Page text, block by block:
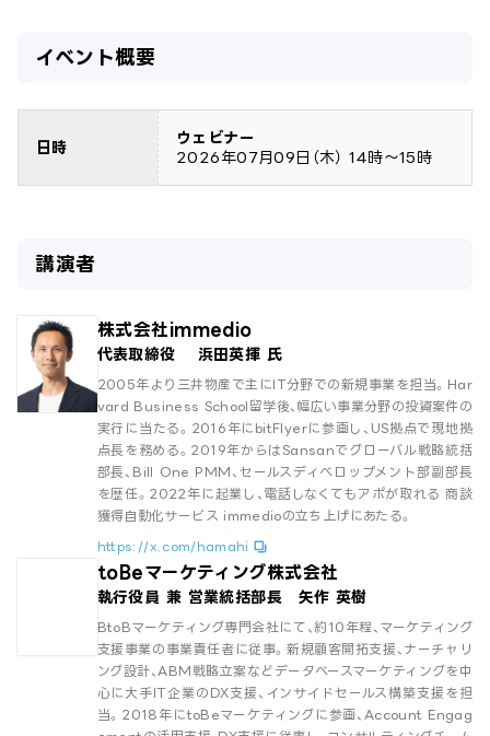
イベント概要
日時
ウェビナー
2026年07月09日 （木） 14時～15時
講演者
株式会社immedio
代表取締役 浜田英揮 氏
2005年より三井物産で主にIT分野での新規事業を担当。Har
vard Business School留学後、幅広い事業分野の投資案件の
実行に当たる。2016年にbitFlyerに参画し、US拠点で現地拠
点長を務める。2019年からはSansanでグローバル戦略統括
部長、Bill One PMM、セールスディベロップメント部副部長
を歴任。2022年に起業し、電話しなくてもアポが取れる 商談
獲得自動化サービス immedioの立ち上げにあたる。
https://x.com/hamahi
toBeマーケティング株式会社
執行役員 兼 営業統括部長 矢作 英樹
BtoBマーケティング専門会社にて、約10年程、マーケティング
支援事業の事業責任者に従事。新規顧客開拓支援、ナーチャリ
ング設計、ABM戦略立案などデータベースマーケティングを中
心に大手IT企業のDX支援、インサイドセールス構築支援を担
当。2018年にtoBeマーケティングに参画、Account Engag